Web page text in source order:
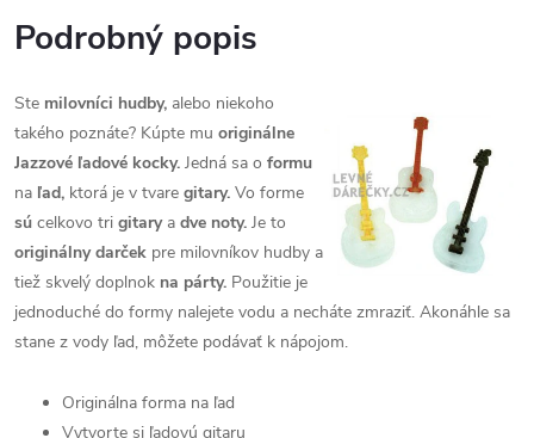
Podrobný popis
Ste milovníci hudby, alebo niekoho
takého poznáte? Kúpte mu originálne
Jazzové ľadové kocky. Jedná sa o formu
na ľad, ktorá je v tvare gitary. Vo forme
sú celkovo tri gitarya dve noty. Je to
originálny darček pre milovníkov hudby a
tiež skvelý doplnok na párty. Použitie je
jednoduché do formy nalejete vodu a necháte zmraziť. Akonáhle sa
stane z vody ľad, môžete podávať k nápojom.
Originálna forma na ľad
Vytvorte si ľadovú gitaru